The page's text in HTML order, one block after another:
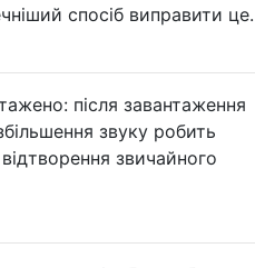
спосіб виправити це.
після завантаження
звуку робить
звичайного